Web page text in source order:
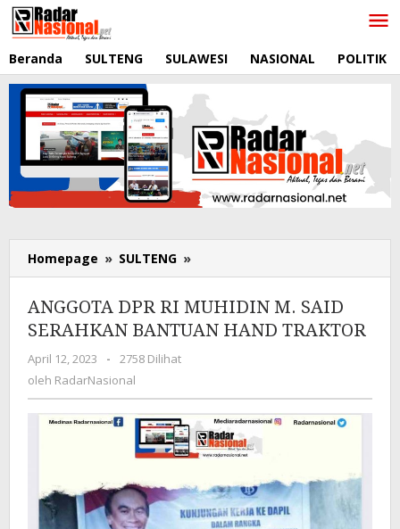
Lewati
ke
Beranda SULTENG SULAWESI NASIONAL POLITIK
Homepage » SULTENG »
DPR
MUHIDIN
M.
TRAKTOR
ANGGOTA DPR RI MUHIDIN M. SAID
SERAHKAN BANTUAN HAND TRAKTOR
April 12, 2023
oleh
RadarNasional
-
2758 Dilihat
oleh RadarNasional